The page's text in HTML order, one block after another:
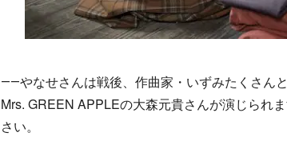
――やなせさんは戦後、作曲家・いずみたくさん
Mrs. GREEN APPLEの大森元貴さんが演じられ
さい。